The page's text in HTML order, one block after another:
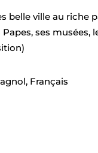
belle ville au riche
ses musées,
Français